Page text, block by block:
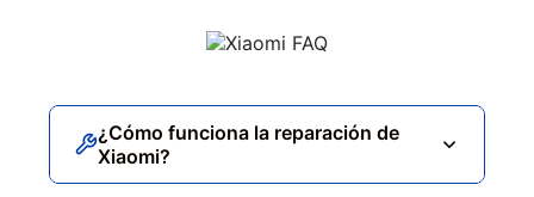
¿Cómo funciona la reparación de
Xiaomi?